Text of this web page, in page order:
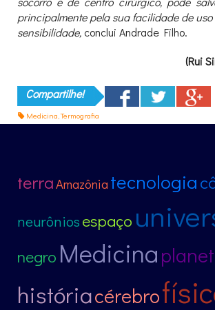
principalmente pela sua facilidade de
sensibilidade, conclui Andrade Filho.
(Rui
Compartilhe!
Medicina,Termografia
terraAmazônia tecnologia
neurôniosespaço
negro Medicina
históriacérebro